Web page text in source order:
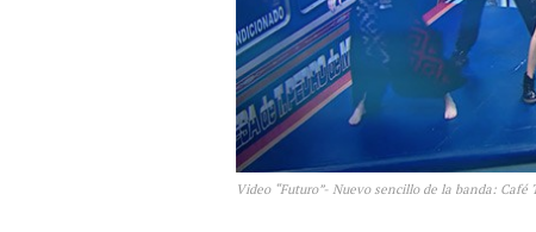
Video “Futuro”- Nuevo sencillo de la banda: Café